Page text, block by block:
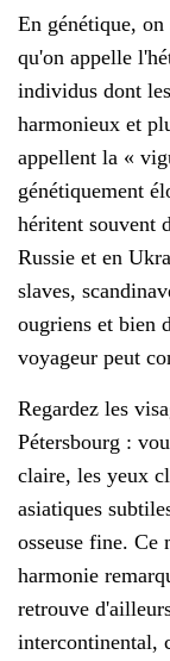
En génétique,
qu'on appelle
individus dont
harmonieux et
appellent la «
génétiquement
héritent souvent
Russie et en
slaves,
ougriens et bien
voyageur peut
Regardez les
Pétersbourg :
claire, les yeux
asiatiques
osseuse fine. Ce
harmonie
retrouve
intercontinental,